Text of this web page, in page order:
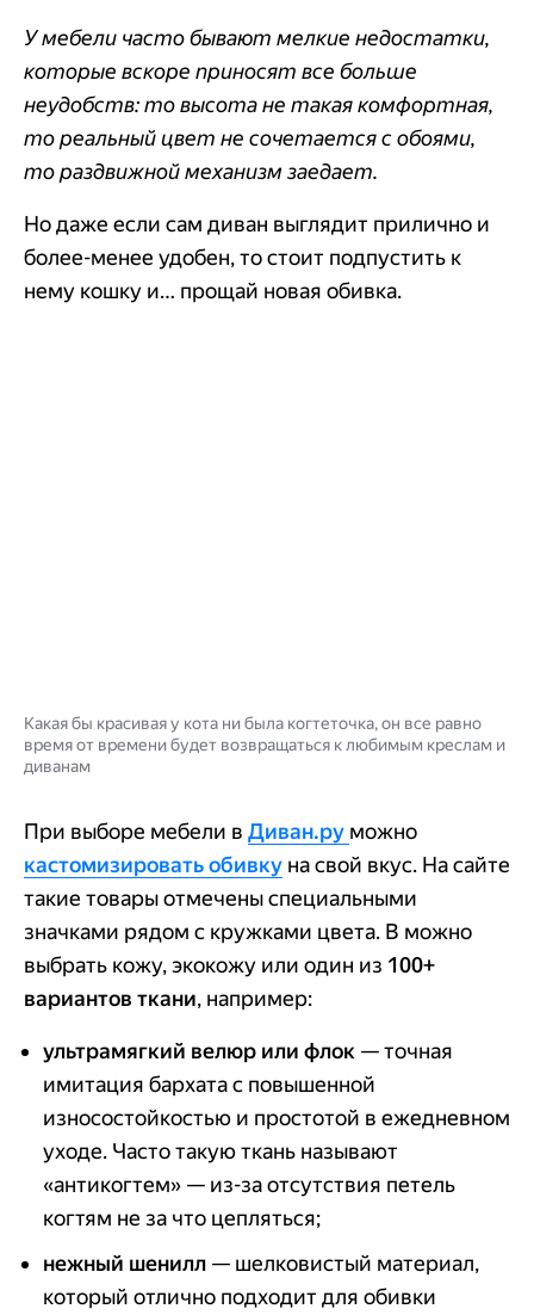
У мебели часто бывают мелкие недостатки,
которые вскоре приносят все больше
неудобств: то высота не такая комфортная,
то реальный цвет не сочетается с обоями,
то раздвижной механизм заедает.
Но даже если сам диван выглядит прилично и
более-менее удобен, то стоит подпустить к
нему кошку и… прощай новая обивка.
Какая бы красивая у кота ни была когтеточка, он все равно
время от времени будет возвращаться к любимым креслам и
диванам
При выборе мебели в Диван.ру можно
кастомизировать обивку на свой вкус. На сайте
такие товары отмечены специальными
значками рядом с кружками цвета. В можно
выбрать кожу, экокожу или один из 100+
вариантов ткани, например:
ультрамягкий велюр или флок — точная
имитация бархата с повышенной
износостойкостью и простотой в ежедневном
уходе. Часто такую ткань называют
«антикогтем» — из-за отсутствия петель
когтям не за что цепляться;
нежный шенилл — шелковистый материал,
который отлично подходит для обивки